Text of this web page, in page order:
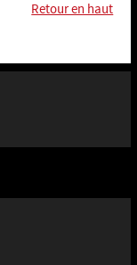
Retour en haut